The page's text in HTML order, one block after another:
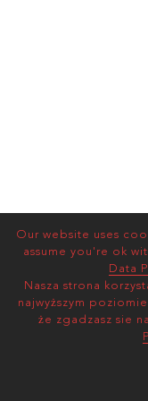
Our website uses
assume you're ok
Data
Nasza strona
najwyższym
że zgadzasz sie